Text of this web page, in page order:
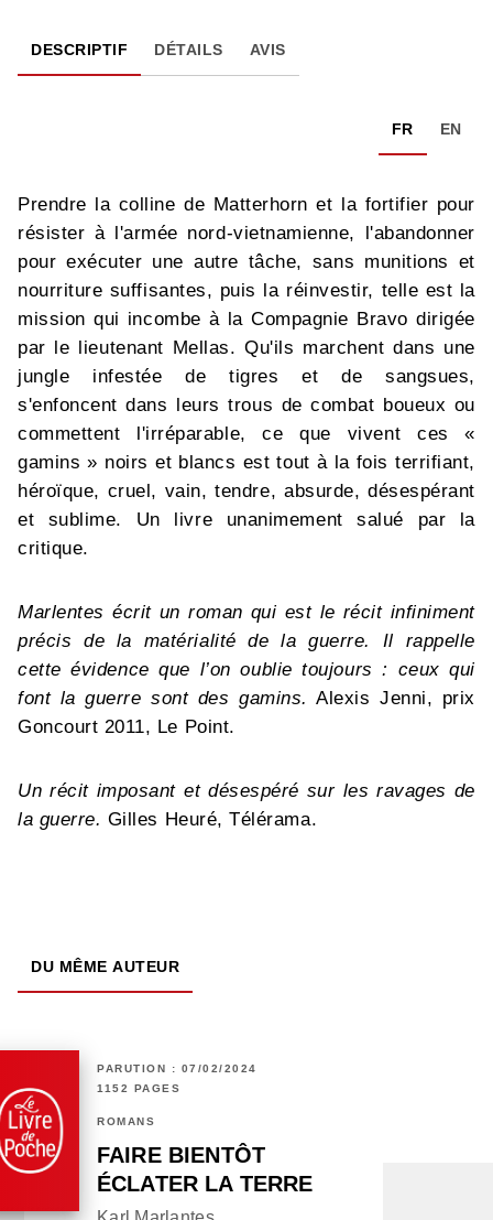
DESCRIPTIF DÉTAILS AVIS
FR EN
Prendre la colline de Matterhorn et la fortifier pour
résister à l'armée nord-vietnamienne, l'abandonner
pour exécuter une autre tâche, sans munitions et
nourriture suffisantes, puis la réinvestir, telle est la
mission qui incombe à la Compagnie Bravo dirigée
par le lieutenant Mellas. Qu'ils marchent dans une
jungle infestée de tigres et de sangsues,
s'enfoncent dans leurs trous de combat boueux ou
commettent l'irréparable, ce que vivent ces «
gamins » noirs et blancs est tout à la fois terrifiant,
héroïque, cruel, vain, tendre, absurde, désespérant
et sublime. Un livre unanimement salué par la
critique.
Marlentes écrit un roman qui est le récit infiniment
précis de la matérialité de la guerre. Il rappelle
cette évidence que l’on oublie toujours : ceux qui
font la guerre sont des gamins. Alexis Jenni, prix
Goncourt 2011, Le Point.
Un récit imposant et désespéré sur les ravages de
la guerre. Gilles Heuré, Télérama.
DU MÊME AUTEUR
PARUTION : 07/02/2024
1152 PAGES
ROMANS
FAIRE BIENTÔT
ÉCLATER LA TERRE